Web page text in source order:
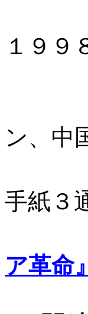
１９９
ン、中
手紙３
ロイ
ア革命』